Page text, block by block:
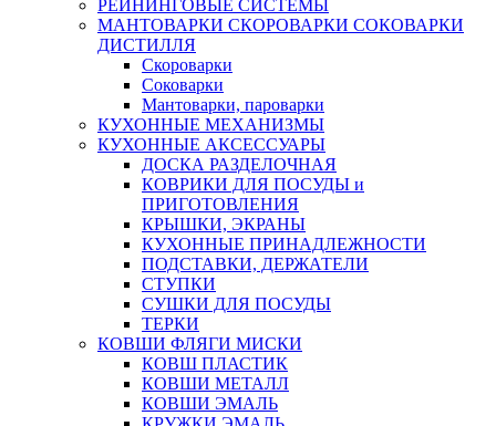
РЕЙНИНГОВЫЕ СИСТЕМЫ
МАНТОВАРКИ СКОРОВАРКИ СОКОВАРКИ
ДИСТИЛЛЯ
Скороварки
Соковарки
Мантоварки, пароварки
КУХОННЫЕ МЕХАНИЗМЫ
КУХОННЫЕ АКСЕССУАРЫ
ДОСКА РАЗДЕЛОЧНАЯ
КОВРИКИ ДЛЯ ПОСУДЫ и
ПРИГОТОВЛЕНИЯ
КРЫШКИ, ЭКРАНЫ
КУХОННЫЕ ПРИНАДЛЕЖНОСТИ
ПОДСТАВКИ, ДЕРЖАТЕЛИ
СТУПКИ
СУШКИ ДЛЯ ПОСУДЫ
ТЕРКИ
КОВШИ ФЛЯГИ МИСКИ
КОВШ ПЛАСТИК
КОВШИ МЕТАЛЛ
КОВШИ ЭМАЛЬ